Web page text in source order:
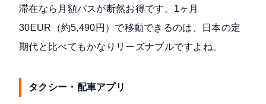
滞在なら月額パスが断然お得です。1ヶ月
30EUR（約5,490円）で移動できるのは、日本の定
期代と比べてもかなりリーズナブルですよね。
タクシー・配車アプリ